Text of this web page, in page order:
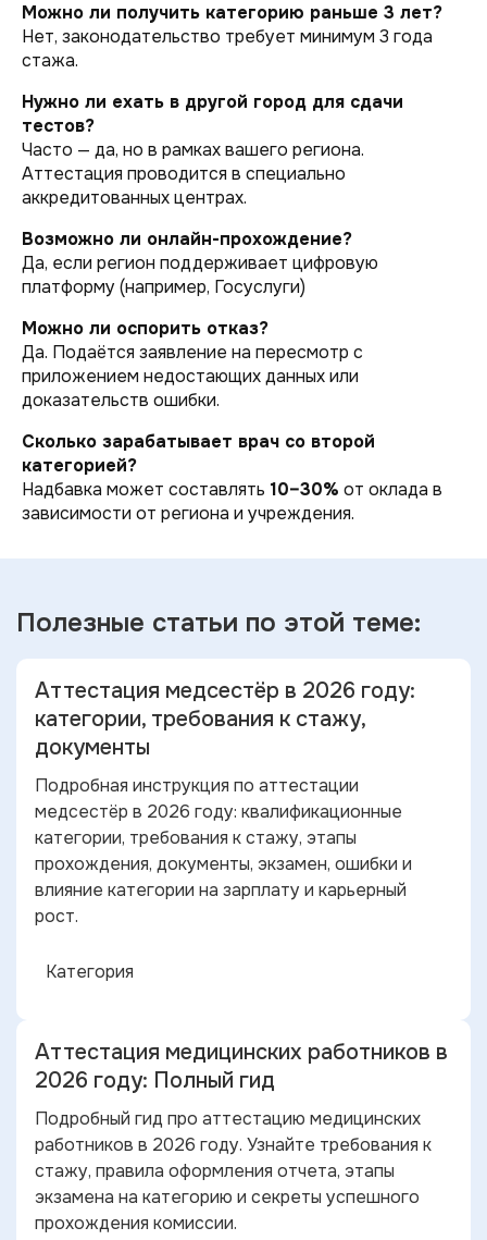
Можно ли получить категорию раньше 3 лет?
Нет, законодательство требует минимум 3 года
стажа.
Нужно ли ехать в другой город для сдачи
тестов?
Часто — да, но в рамках вашего региона.
Аттестация проводится в специально
аккредитованных центрах.
Возможно ли онлайн-прохождение?
Да, если регион поддерживает цифровую
платформу (например, Госуслуги)
Можно ли оспорить отказ?
Да. Подаётся заявление на пересмотр с
приложением недостающих данных или
доказательств ошибки.
Сколько зарабатывает врач со второй
категорией?
Надбавка может составлять 10–30% от оклада в
зависимости от региона и учреждения.
Полезные статьи по этой теме:
Аттестация медсестёр в 2026 году:
категории, требования к стажу,
документы
Подробная инструкция по аттестации
медсестёр в 2026 году: квалификационные
категории, требования к стажу, этапы
прохождения, документы, экзамен, ошибки и
влияние категории на зарплату и карьерный
рост.
Категория
Аттестация медицинских работников в
2026 году: Полный гид
Подробный гид про аттестацию медицинских
работников в 2026 году. Узнайте требования к
стажу, правила оформления отчета, этапы
экзамена на категорию и секреты успешного
прохождения комиссии.